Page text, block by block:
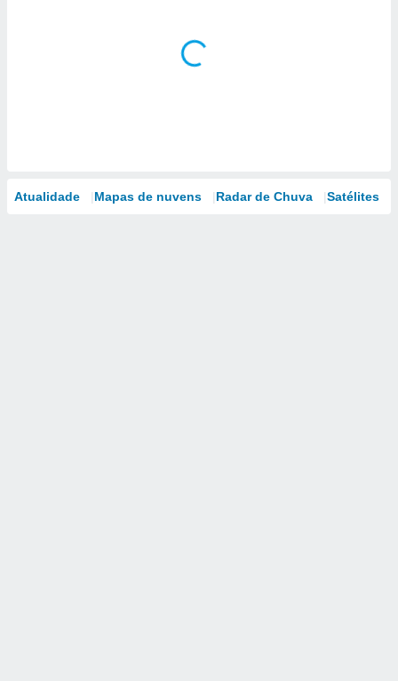
Atualidade Mapas de nuvens Radar de Chuva Satélites